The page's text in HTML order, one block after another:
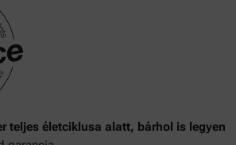
teljes életciklusa alatt, bárhol is legyen